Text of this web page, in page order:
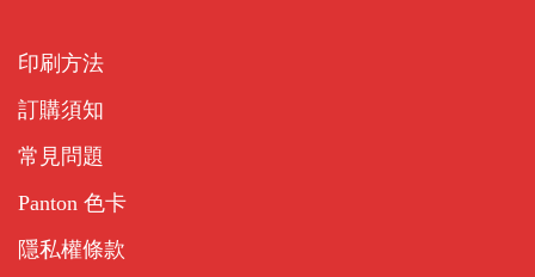
印刷方法
訂購須知
常見問題
Panton 色卡
隱私權條款